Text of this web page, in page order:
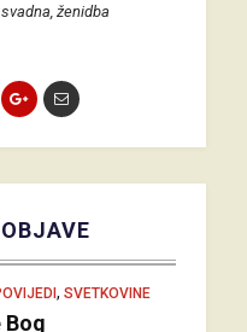
,svadna ,ženidba
, SVETKOVINE
Bog